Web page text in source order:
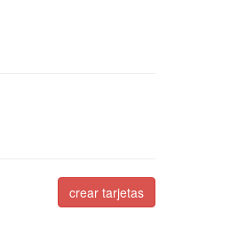
crear tarjetas